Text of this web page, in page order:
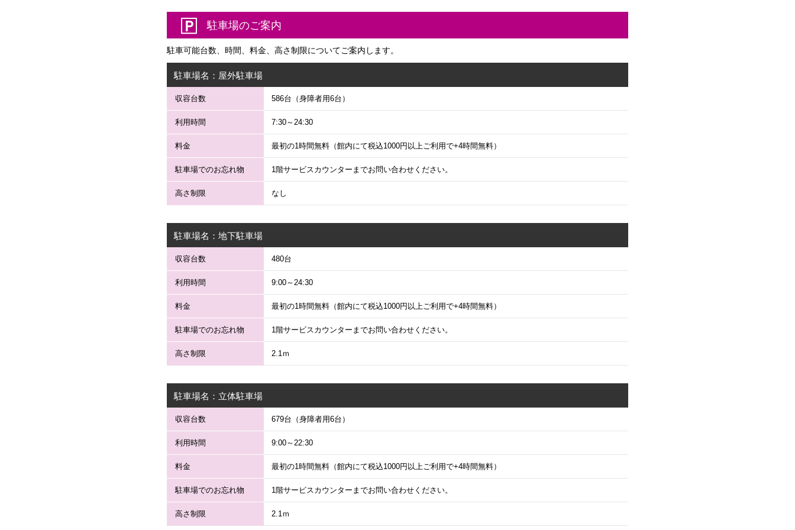
駐車場のご案内
駐車可能台数、時間、料金、高さ制限についてご案内します。
駐車場名：屋外駐車場
収容台数 586台（身障者用6台）
利用時間 7:30～24:30
料金 最初の1時間無料（館内にて税込1000円以上ご利用で+4時間無料）
駐車場でのお忘れ物 1階サービスカウンターまでお問い合わせください。
高さ制限 なし
駐車場名： 地下駐車場
収容台数 480台
利用時間 9:00～24:30
料金 最初の1時間無料（館内にて税込1000円以上ご利用で+4時間無料）
駐車場でのお忘れ物 1階サービスカウンターまでお問い合わせください。
高さ制限 2.1ｍ
駐車場名：立体駐車場
収容台数 679台（身障者用6台）
利用時間 9:00～22:30
料金 最初の1時間無料（館内にて税込1000円以上ご利用で+4時間無料）
駐車場でのお忘れ物 1階サービスカウンターまでお問い合わせください。
高さ制限 2.1ｍ